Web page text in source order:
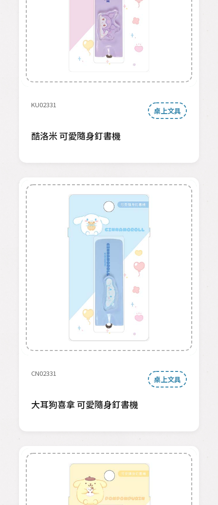
KU02331
桌上文具
酷洛米 可愛隨身釘書機
CN02331
桌上文具
大耳狗喜拿 可愛隨身釘書機